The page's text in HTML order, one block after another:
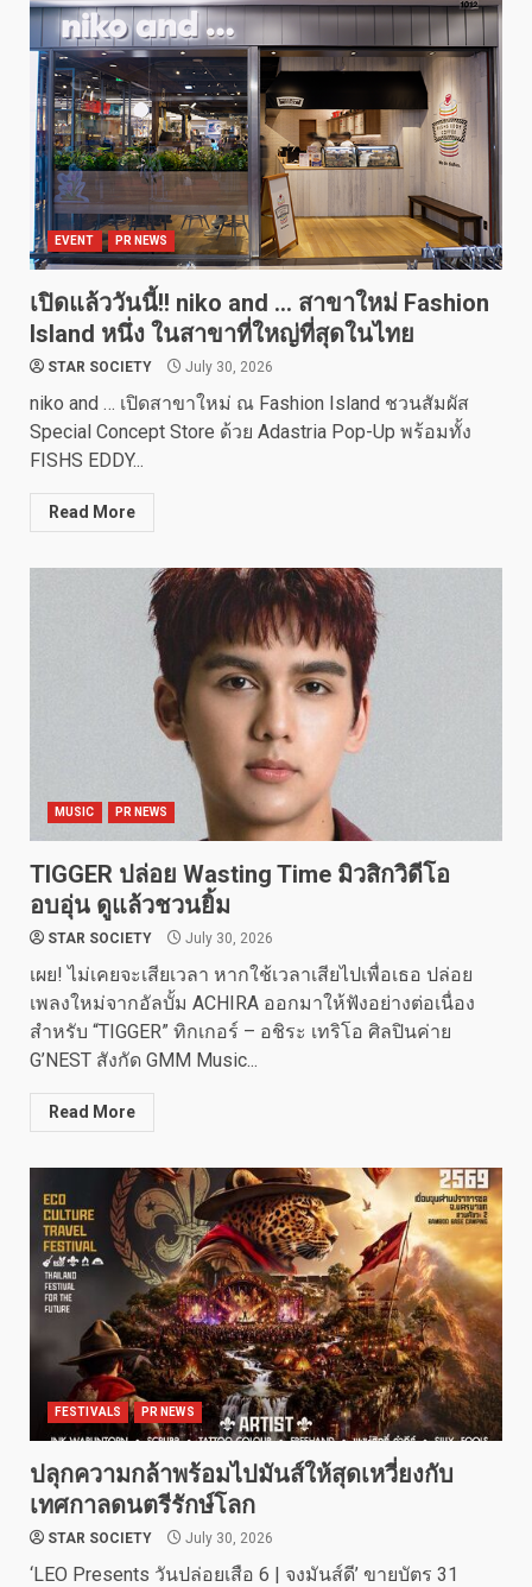
EVENT PR NEWS
เปิดแล้ววันนี้!! niko and … สาขาใหม่ Fashion
Island หนึ่ง ในสาขาที่ใหญ่ที่สุดในไทย
STAR SOCIETY July 30, 2026
niko and … เปิดสาขาใหม่ ณ Fashion Island ชวนสัมผัส
Special Concept Store ด้วย Adastria Pop-Up พร้อมทั้ง
FISHS EDDY...
Read More
MUSIC PR NEWS
TIGGER ปล่อย Wasting Time มิวสิกวิดีโอ
อบอุ่น ดูแล้วชวนยิ้ม
STAR SOCIETY July 30, 2026
เผย! ไม่เคยจะเสียเวลา หากใช้เวลาเสียไปเพื่อเธอ ปล่อย
เพลงใหม่จากอัลบั้ม ACHIRA ออกมาให้ฟังอย่างต่อเนื่อง
สำหรับ “TIGGER” ทิกเกอร์ – อชิระ เทริโอ ศิลปินค่าย
G’NEST สังกัด GMM Music...
Read More
FESTIVALS PR NEWS
ปลุกความกล้าพร้อมไปมันส์ให้สุดเหวี่ยงกับ
เทศกาลดนตรีรักษ์โลก
STAR SOCIETY July 30, 2026
‘LEO Presents วันปล่อยเสือ 6 | จงมันส์ดี’ ขายบัตร 31